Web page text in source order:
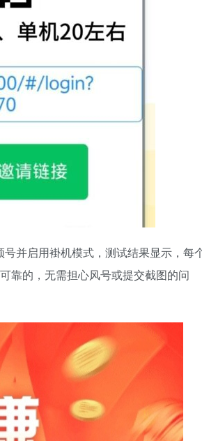
并启用褂机模式，测试结果显示，每
靠的，无需担心风号或提交截图的问